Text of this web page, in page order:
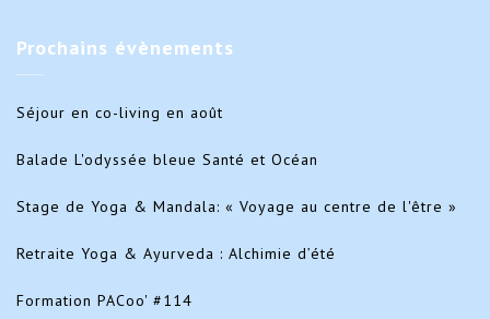
Prochains évènements
Séjour en co-living en août
Balade L'odyssée bleue Santé et Océan
Stage de Yoga & Mandala: « Voyage au centre de l'être »
Retraite Yoga & Ayurveda : Alchimie d’été
Formation PACoo' #114